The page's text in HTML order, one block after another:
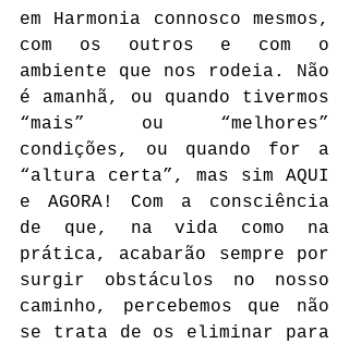
em Harmonia connosco mesmos,
com os outros e com o
ambiente que nos rodeia. Não
é amanhã, ou quando tivermos
“mais” ou “melhores”
condições, ou quando for a
“altura certa”, mas sim AQUI
e AGORA! Com a consciência
de que, na vida como na
prática, acabarão sempre por
surgir obstáculos no nosso
caminho, percebemos que não
se trata de os eliminar para